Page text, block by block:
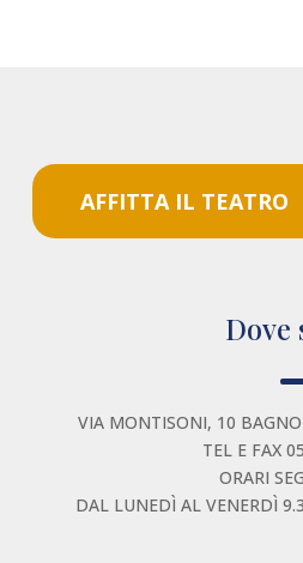
AFFITTA IL TEATRO
Dove
VIA MONTISONI, 10
TEL E FAX
ORARI
DAL LUNEDÌ AL VENERDÌ